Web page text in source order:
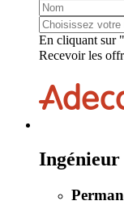
En cliquant sur
Recevoir les